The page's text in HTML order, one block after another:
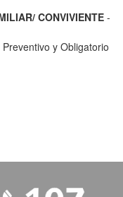
CONVIVIENTE -
y Obligatorio